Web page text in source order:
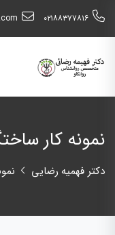
٠٢١٨٨٣٧٧٨١٦
نمونه کار
دکتر فهمیه رضایی